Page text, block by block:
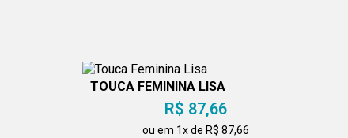
TOUCA FEMININA LISA
R$ 87,66
ou em 1x de R$ 87,66